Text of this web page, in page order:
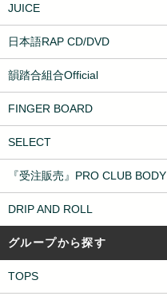
JUICE
日本語RAP CD/DVD
韻踏合組合Official
FINGER BOARD
SELECT
『受注販売』PRO CLUB BODY
DRIP AND ROLL
グループから探す
TOPS